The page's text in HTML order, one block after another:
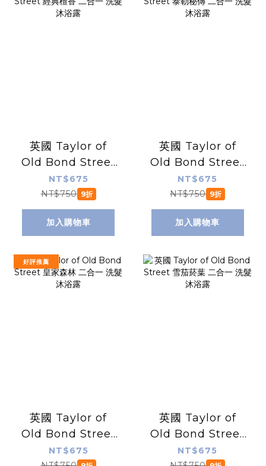
英國 Taylor of
Old Bond Street
經典檀香 二合一 洗
髮沐浴露
NT$675
NT$750 9折
加入購物車
英國 Taylor of
Old Bond Street
泰勒秘傳 二合一 洗
髮沐浴露
NT$675
NT$750 9折
加入購物車
好評推薦
英國 Taylor of
Old Bond Street
皇家森林 二合一 洗
NT$675
英國 Taylor of
Old Bond Street
雪茄菸葉 二合一 洗
NT$675